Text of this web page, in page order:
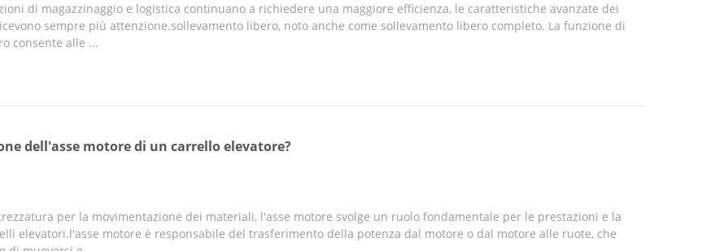
di magazzinaggio e logistica continuano a richiedere una maggiore efficienza, le caratteristiche avanzate dei
sempre più attenzione.sollevamento libero, noto anche come sollevamento libero completo. La funzione di
consente alle ...
dell'asse motore di un carrello elevatore?
per la movimentazione dei materiali, l'asse motore svolge un ruolo fondamentale per le prestazioni e la
elevatori.l'asse motore è responsabile del trasferimento della potenza dal motore o dal motore alle ruote, che